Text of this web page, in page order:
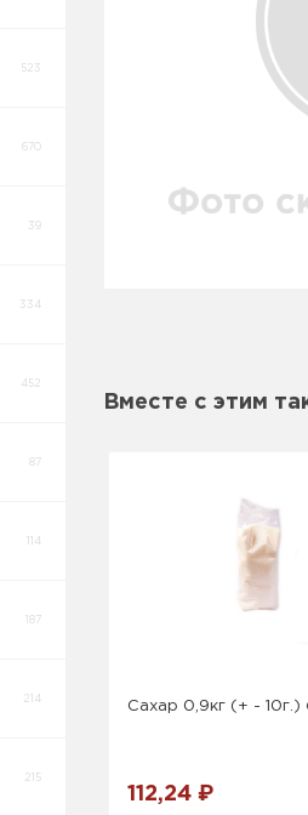
523
670
39
334
452
87
114
187
214
215
Вместе с этим
Сахар 0,9кг (+ - 10г.)
112,24 ₽